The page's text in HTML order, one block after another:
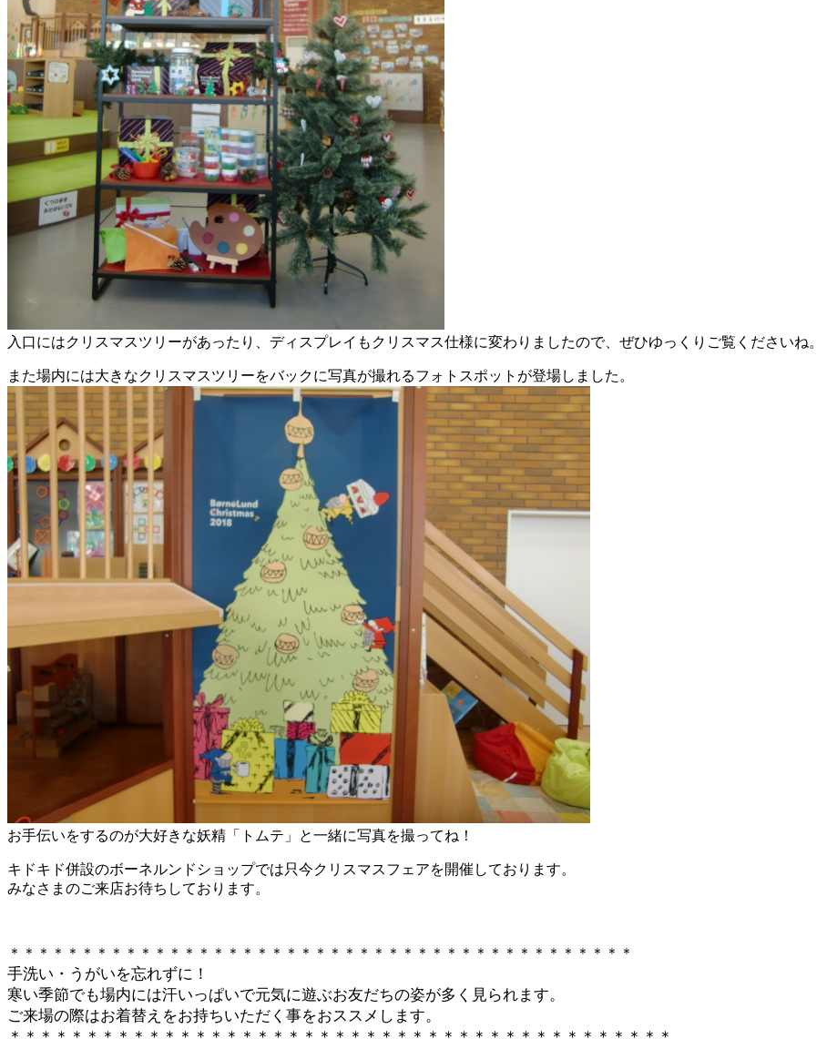
入口にはクリスマスツリーがあったり、ディスプレイもクリスマス仕様に変わりましたので、ぜひゆっくりご覧くださいね。
また場内には大きなクリスマスツリーをバックに写真が撮れるフォトスポットが登場しました。
お手伝いをするのが大好きな妖精「トムテ」と一緒に写真を撮ってね！
キドキド併設のボーネルンドショップでは只今クリスマスフェアを開催しております。
みなさまのご来店お待ちしております。
＊＊＊＊＊＊＊＊＊＊＊＊＊＊＊＊＊＊＊＊＊＊＊＊＊＊＊＊＊＊＊＊＊＊＊＊＊＊＊＊＊＊＊
手洗い・うがいを忘れずに！
寒い季節でも場内には汗いっぱいで元気に遊ぶお友だちの姿が多く見られます。
ご来場の際はお着替えをお持ちいただく事をおススメします。